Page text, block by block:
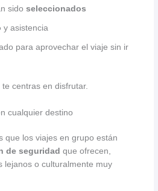
sidoseleccionados
y asistencia
para aprovechar el viaje sin ir
centras en disfrutar.
cualquier destino
que los viajes en grupo están
de seguridad que ofrecen,
lejanos o culturalmente muy